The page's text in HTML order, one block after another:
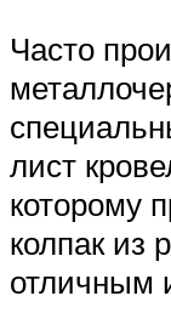
Часто
лист
которому
колпак из
отличным